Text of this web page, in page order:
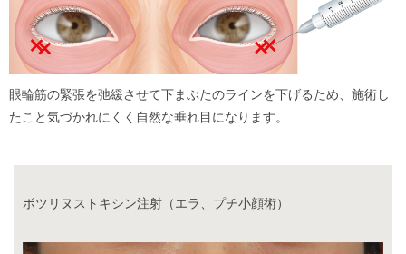
眼輪筋の緊張を弛緩させて下まぶたのラインを下げるため、施術し
たこと気づかれにくく自然な垂れ目になります。
ボツリヌストキシン注射（エラ、プチ小顔術）